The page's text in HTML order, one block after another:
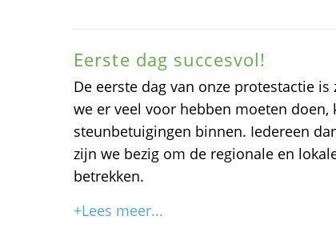
Eerste dag succesvol!
De eerste dag van onze protestactie
we er veel voor hebben moeten doen,
steunbetuigingen binnen. Iedereen
zijn we bezig om de regionale en
betrekken.
+Lees meer...